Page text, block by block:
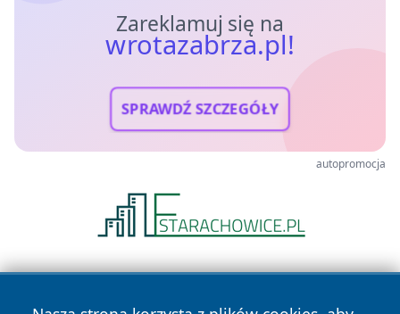
Zareklamuj się na
wrotazabrza.pl!
SPRAWDŹ SZCZEGÓŁY
autopromocja